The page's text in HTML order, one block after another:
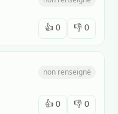
👍 0 👎 0
non renseigné
👍 0 👎 0